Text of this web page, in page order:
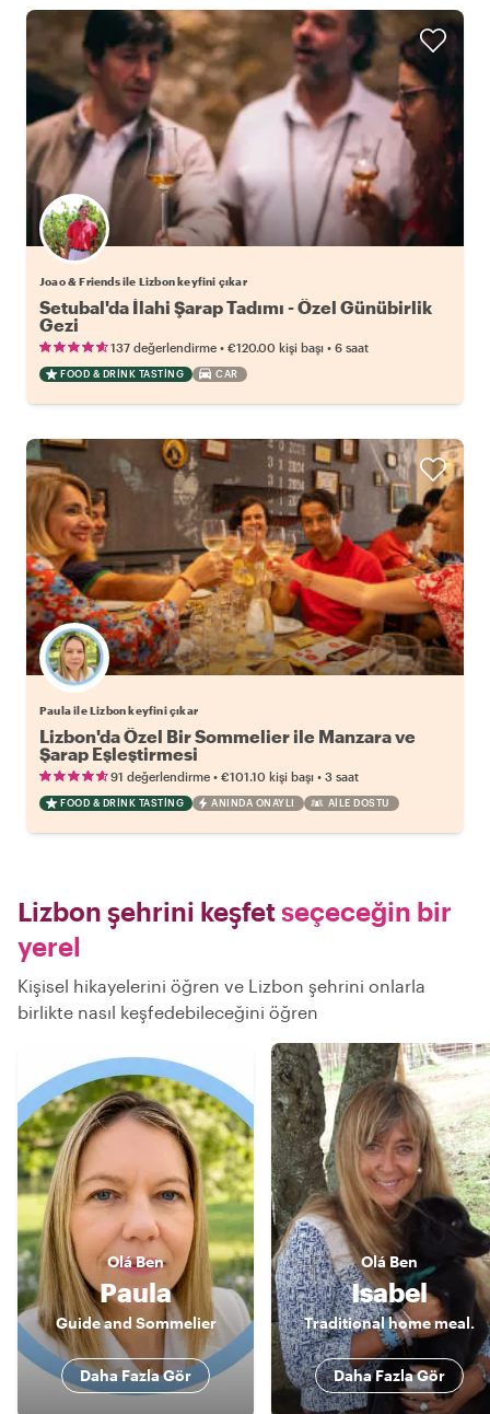
Joao & Friends ile Lizbon keyfini çıkar
Setubal'da İlahi Şarap Tadımı - Özel Günübirlik
Gezi
137 değerlendirme • €120.00 kişi başı • 6 saat
FOOD & DRINK TASTING CAR
Paula ile Lizbon keyfini çıkar
Lizbon'da Özel Bir Sommelier ile Manzara ve
Şarap Eşleştirmesi
91 değerlendirme • €101.10 kişi başı • 3 saat
FOOD & DRINK TASTING ANINDA ONAYLI AILE DOSTU
Lizbon şehrini keşfetseçeceğin bir
yerel
Kişisel hikayelerini öğren ve Lizbon şehrini onlarla
birlikte nasıl keşfedebileceğini öğren
OláBen
Paula
Guide and Sommelier
Daha Fazla Gör
OláBen
Isabel
Traditional home meal.
Daha Fazla Gör